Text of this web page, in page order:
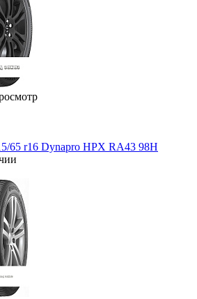
65 r16 Dynapro HPX RA43 98H